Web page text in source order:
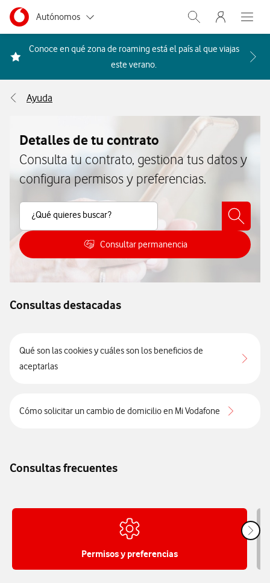
Ir a la pagina principal de vodafone.es
Menu navegación Segmento
Autónomos
Pymes
Abrir buscador.
Menu
Abre
Conoce en qué zona de roaming está el país al que viajas
este verano. Acceder a la FAQ Qué
Ayuda
Detalles de tu contrato
Consulta tu contrato, gestiona tus datos y
configura permisos y preferencias.
¿Qué quieres buscar?
Buscar Contenido
Consultar permanencia
Cómo consultar tu permanencia
Consultas destacadas
Qué son las cookies y cuáles son los beneficios de
aceptarlas
Cómo solicitar un cambio de domicilio en Mi Vodafone
Consultas frecuentes
Permisos y preferencias